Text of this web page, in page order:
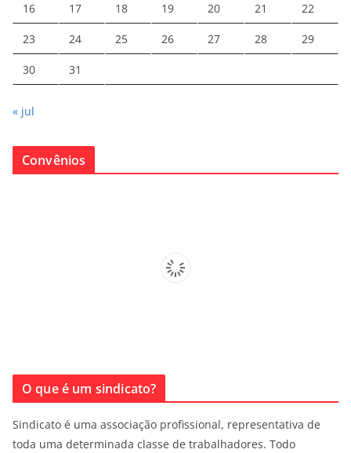
16 17 18 19 20 21 22
23 24 25 26 27 28 29
30 31
« jul
Convênios
O que é um sindicato?
Sindicato é uma associação profissional, representativa de
toda uma determinada classe de trabalhadores. Todo